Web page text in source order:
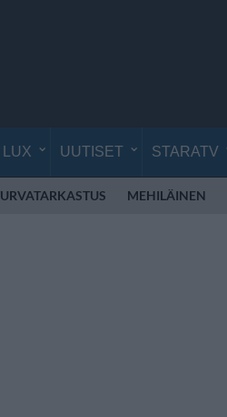
LUX UUTISET STARATV
MEHILÄINEN